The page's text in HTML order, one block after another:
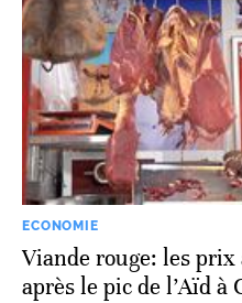
ECONOMIE
Viande rouge: les
après le pic de l’Aïd à